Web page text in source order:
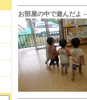
お部屋の中で遊んだよ